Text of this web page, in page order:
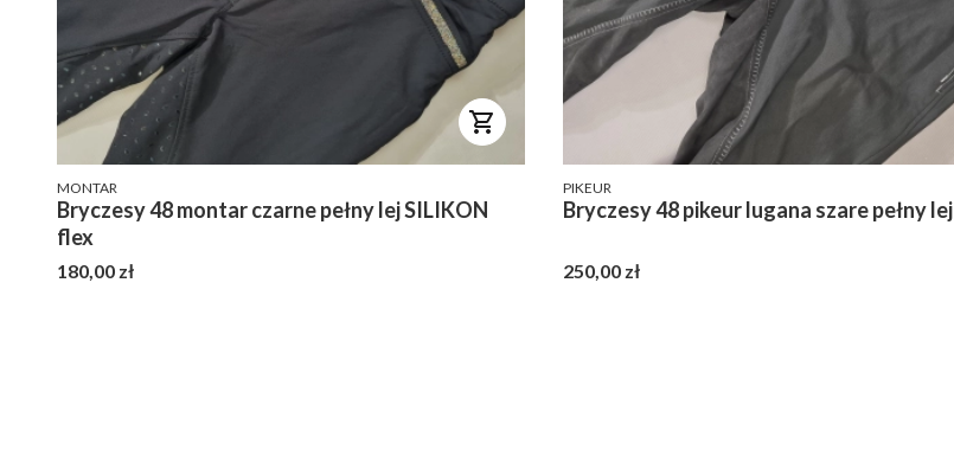
PRODUCENT
MONTAR
Bryczesy 48 montar czarne pełny lej SILIKON
flex
Cena
180,00 zł
PRODUCENT
PIKEUR
Bryczesy 48 pikeur lugana szare pełny lej
Cena
250,00 zł